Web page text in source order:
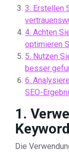
3. Erstellen
4. Achten
optimieren
5. Nutzen
besser
6.
SEO-
1.
Die